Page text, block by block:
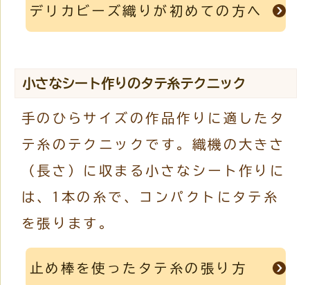
デリカビーズ織りが初めての方へ
小さなシート作りのタテ糸テクニック
手のひらサイズの作品作りに適したタ
テ糸のテクニックです。織機の大きさ
（長さ）に収まる小さなシート作りに
は、1本の糸で、コンパクトにタテ糸
を張ります。
止め棒を使ったタテ糸の張り方